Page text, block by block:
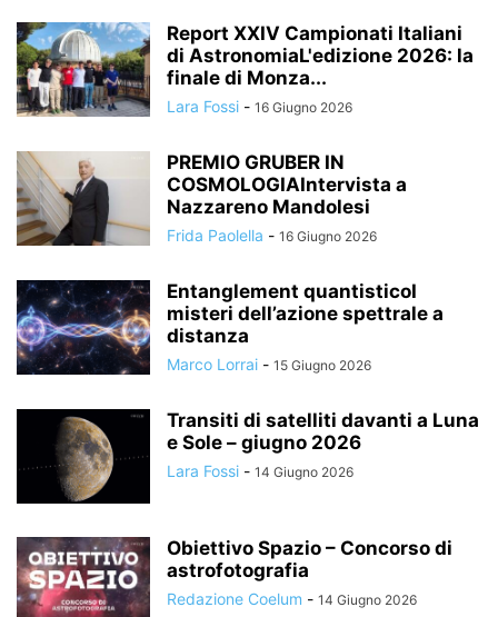
Report XXIV Campionati Italiani
di AstronomiaL'edizione 2026: la
finale di Monza...
Lara Fossi - 16 Giugno 2026
PREMIO GRUBER IN
COSMOLOGIAIntervista a
Nazzareno Mandolesi
Frida Paolella - 16 Giugno 2026
Entanglement quantisticoI
misteri dell’azione spettrale a
distanza
Marco Lorrai - 15 Giugno 2026
Transiti di satelliti davanti a Luna
e Sole – giugno 2026
Lara Fossi - 14 Giugno 2026
Obiettivo Spazio – Concorso di
astrofotografia
Redazione Coelum - 14 Giugno 2026